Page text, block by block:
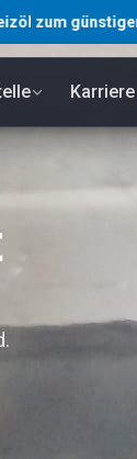
günstigen
Karriere